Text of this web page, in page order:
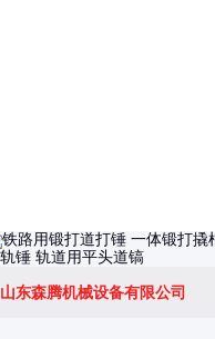
山东森腾机械设备有限公司